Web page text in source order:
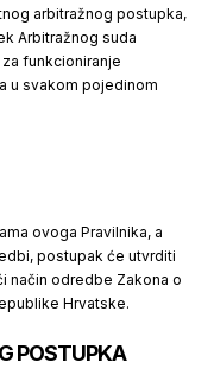
arbitražnog postupka,
Arbitražnog suda
funkcioniranje
u svakom pojedinom
ovoga Pravilnika, a
postupak će utvrditi
način odredbe Zakona o
Hrvatske.
POSTUPKA